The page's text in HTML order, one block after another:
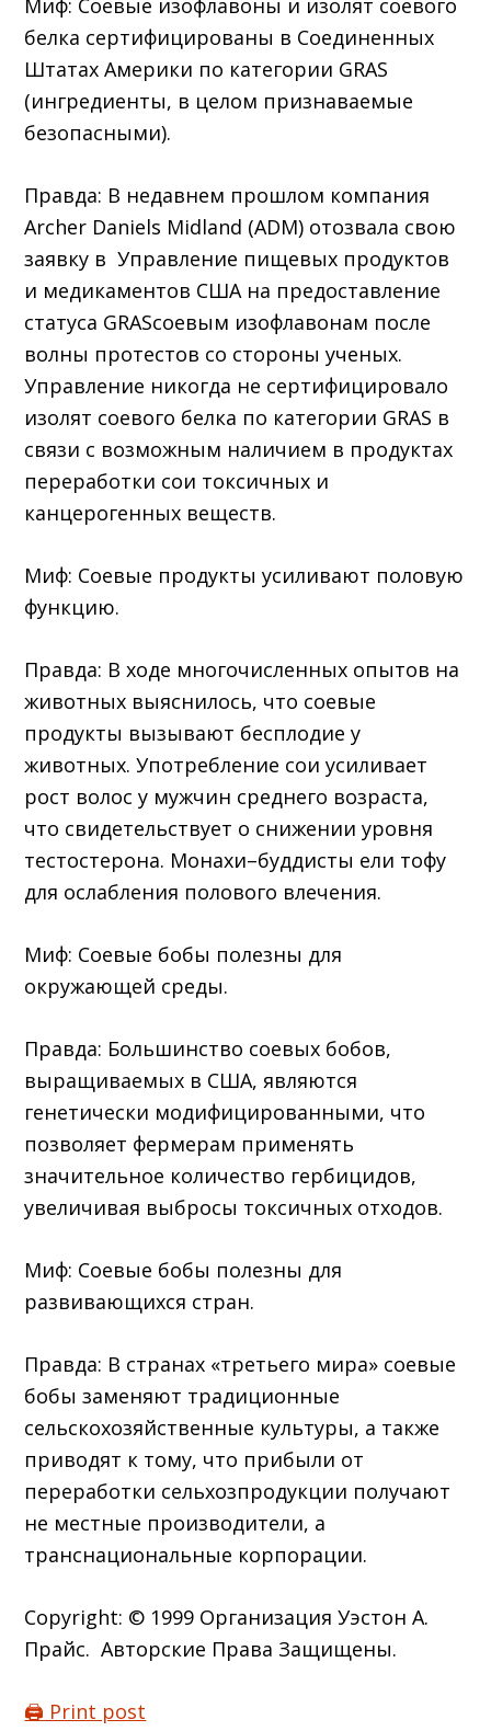
Миф: Соевые изофлавоны и изолят соевого
белка сертифицированы в Соединенных
Штатах Америки по категории GRAS
(ингредиенты, в целом признаваемые
безопасными).
Правда: В недавнем прошлом компания
Archer Daniels Midland (ADM) отозвала свою
заявку в Управление пищевых продуктов
и медикаментов США на предоставление
статуса GRASсоевым изофлавонам после
волны протестов со стороны ученых.
Управление никогда не сертифицировало
изолят соевого белка по категории GRAS в
связи с возможным наличием в продуктах
переработки сои токсичных и
канцерогенных веществ.
Миф: Соевые продукты усиливают половую
функцию.
Правда: В ходе многочисленных опытов на
животных выяснилось, что соевые
продукты вызывают бесплодие у
животных. Употребление сои усиливает
рост волос у мужчин среднего возраста,
что свидетельствует о снижении уровня
тестостерона. Монахи–буддисты ели тофу
для ослабления полового влечения.
Миф: Соевые бобы полезны для
окружающей среды.
Правда: Большинство соевых бобов,
выращиваемых в США, являются
генетически модифицированными, что
позволяет фермерам применять
значительное количество гербицидов,
увеличивая выбросы токсичных отходов.
Миф: Соевые бобы полезны для
развивающихся стран.
Правда: В странах «третьего мира» соевые
бобы заменяют традиционные
сельскохозяйственные культуры, а также
приводят к тому, что прибыли от
переработки сельхозпродукции получают
не местные производители, а
транснациональные корпорации.
Copyright: © 1999 Организация Уэстон А.
Прайс. Авторские Права Защищены.
🖨️ Print post